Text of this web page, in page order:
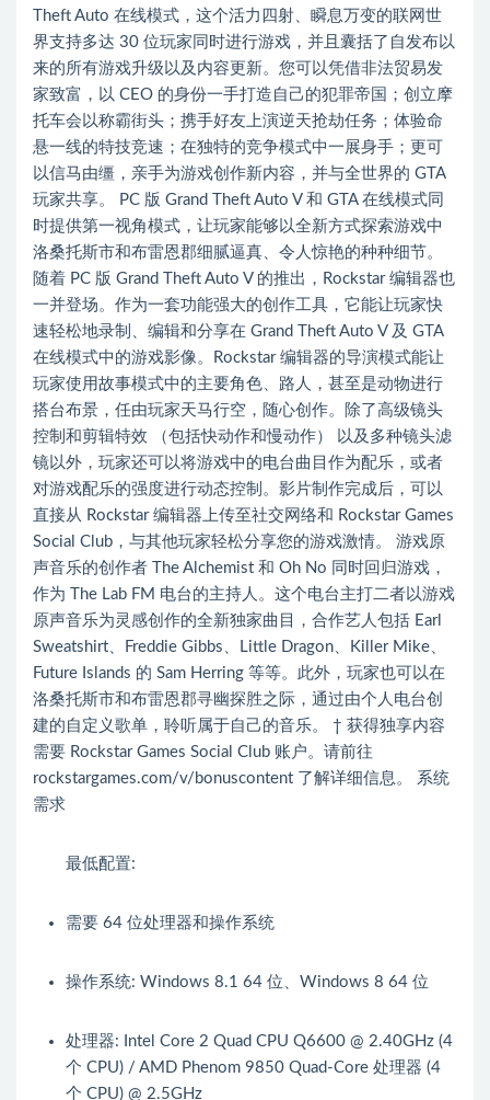
Theft Auto 在线模式，这个活力四射、瞬息万变的联网世
界支持多达 30 位玩家同时进行游戏，并且囊括了自发布以
来的所有游戏升级以及内容更新。您可以凭借非法贸易发
家致富，以 CEO 的身份一手打造自己的犯罪帝国；创立摩
托车会以称霸街头；携手好友上演逆天抢劫任务；体验命
悬一线的特技竞速；在独特的竞争模式中一展身手；更可
以信马由缰，亲手为游戏创作新内容，并与全世界的 GTA
玩家共享。 PC 版 Grand Theft Auto V 和 GTA 在线模式同
时提供第一视角模式，让玩家能够以全新方式探索游戏中
洛桑托斯市和布雷恩郡细腻逼真、令人惊艳的种种细节。
随着 PC 版 Grand Theft Auto V 的推出，Rockstar 编辑器也
一并登场。作为一套功能强大的创作工具，它能让玩家快
速轻松地录制、编辑和分享在 Grand Theft Auto V 及 GTA
在线模式中的游戏影像。Rockstar 编辑器的导演模式能让
玩家使用故事模式中的主要角色、路人，甚至是动物进行
搭台布景，任由玩家天马行空，随心创作。除了高级镜头
控制和剪辑特效 （包括快动作和慢动作） 以及多种镜头滤
镜以外，玩家还可以将游戏中的电台曲目作为配乐，或者
对游戏配乐的强度进行动态控制。影片制作完成后，可以
直接从 Rockstar 编辑器上传至社交网络和 Rockstar Games
Social Club，与其他玩家轻松分享您的游戏激情。 游戏原
声音乐的创作者 The Alchemist 和 Oh No 同时回归游戏，
作为 The Lab FM 电台的主持人。这个电台主打二者以游戏
原声音乐为灵感创作的全新独家曲目，合作艺人包括 Earl
Sweatshirt、Freddie Gibbs、Little Dragon、Killer Mike、
Future Islands 的 Sam Herring 等等。此外，玩家也可以在
洛桑托斯市和布雷恩郡寻幽探胜之际，通过由个人电台创
建的自定义歌单，聆听属于自己的音乐。 † 获得独享内容
需要 Rockstar Games Social Club 账户。请前往
rockstargames.com/v/bonuscontent 了解详细信息。 系统
需求
最低配置:
需要 64 位处理器和操作系统
操作系统: Windows 8.1 64 位、Windows 8 64 位
处理器: Intel Core 2 Quad CPU Q6600 @ 2.40GHz (4
个 CPU) / AMD Phenom 9850 Quad-Core 处理器 (4
个 CPU) @ 2.5GHz